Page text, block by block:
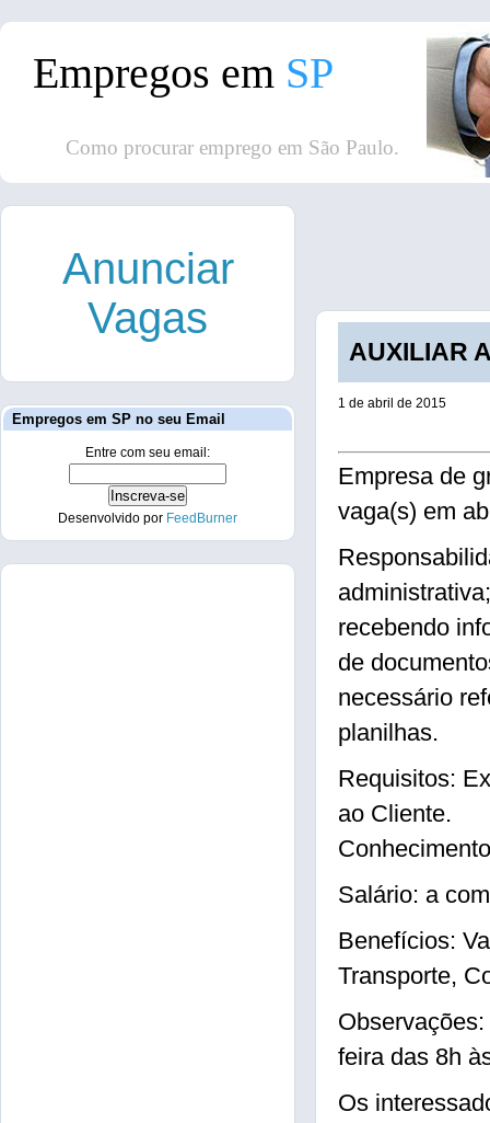
Empregos em SP
Como procurar emprego em São Paulo.
AUXILIAR
1 de abril de 2015
Empresa de
vaga(s) em
recebendo
de
necessário
planilhas.
Requisitos:
ao Cliente.
Salário: a
Benefícios:
Transporte,
Observações:
feira das 8h
Os
Anunciar
Vagas
Empregos em SP no seu Email
Entre com seu email:
Desenvolvido por FeedBurner